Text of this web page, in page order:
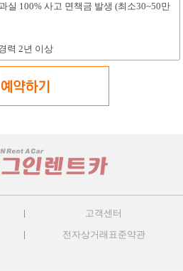
실 100% 사고 면책금 발생 (최소30~50만
력 2년 이상
고객센터
전자상거래표준약관